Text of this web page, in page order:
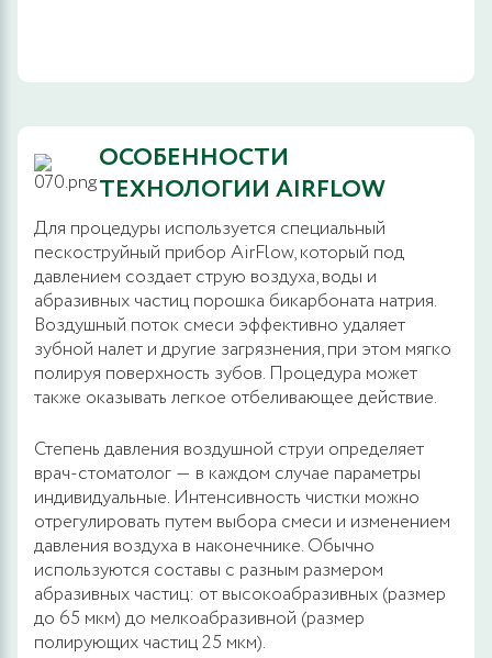
ОСОБЕННОСТИ
ТЕХНОЛОГИИ AIRFLOW
Для процедуры используется специальный
пескоструйный прибор AirFlow, который под
давлением создает струю воздуха, воды и
абразивных частиц порошка бикарбоната натрия.
Воздушный поток смеси эффективно удаляет
зубной налет и другие загрязнения, при этом мягко
полируя поверхность зубов. Процедура может
также оказывать легкое отбеливающее действие.
Степень давления воздушной струи определяет
врач-стоматолог ― в каждом случае параметры
индивидуальные. Интенсивность чистки можно
отрегулировать путем выбора смеси и изменением
давления воздуха в наконечнике. Обычно
используются составы с разным размером
абразивных частиц: от высокоабразивных (размер
до 65 мкм) до мелкоабразивной (размер
полирующих частиц 25 мкм).